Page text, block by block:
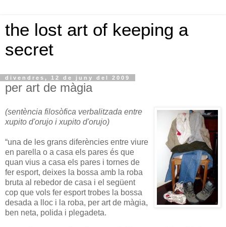
the lost art of keeping a
secret
divendres, 12 de juny del 2009
per art de màgia
(sentència filosòfica verbalitzada entre
xupito d'orujo i xupito d'orujo)
“una de les grans diferències entre viure
en parella o a casa els pares és que
quan vius a casa els pares i tornes de
fer esport, deixes la bossa amb la roba
bruta al rebedor de casa i el següent
cop que vols fer esport trobes la bossa
desada a lloc i la roba, per art de màgia,
ben neta, polida i plegadeta.